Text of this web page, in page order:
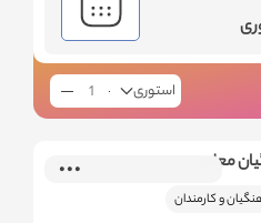
استوری
معلم
و کارمندان